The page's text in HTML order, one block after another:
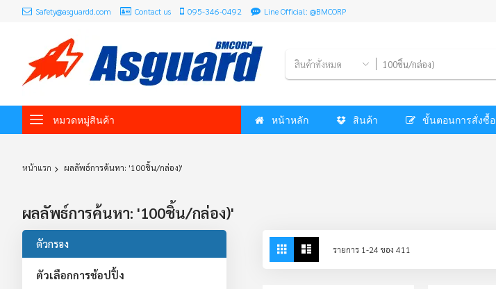
Safety@asguardd.com Contact us 095-346-0492 Line Official: @BMCORP
สินค้าทั้งหมด
หมวดหมู่สินค้า หน้าหลัก สินค้า ขั้นตอนการสั่งซื้อ
หน้าแรก ผลลัพธ์การค้นหา: '100ชิ้น/กล่อง)'
ผลลัพธ์การค้นหา: '100ชิ้น/กล่อง)'
View
as
Grid รายการ 1-24 ของ 411
ตัวกรอง
ตัวเลือกการช้อปปิ้ง